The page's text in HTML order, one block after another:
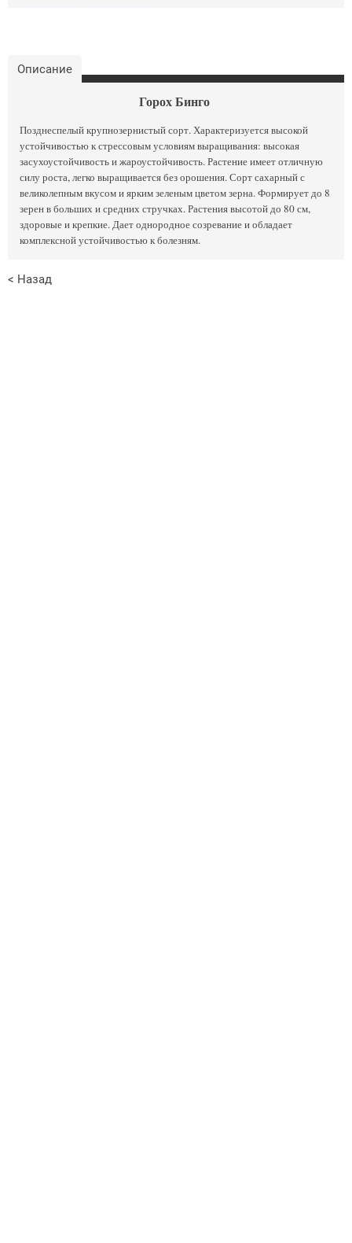
Описание
Горох Бинго
Позднеспелый крупнозернистый сорт. Характеризуется высокой
устойчивостью к стрессовым условиям выращивания: высокая
засухоустойчивость и жароустойчивость. Растение имеет отличную
силу роста, легко выращивается без орошения. Сорт сахарный с
великолепным вкусом и ярким зеленым цветом зерна. Формирует до 8
зерен в больших и средних стручках. Растения высотой до 80 см,
здоровые и крепкие. Дает однородное созревание и обладает
комплексной устойчивостью к болезням.
< Назад